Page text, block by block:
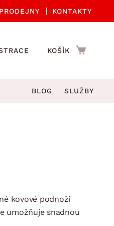
PRODEJNY KONTAKTY
KOŠÍK
BLOG SLUŽBY
kovové podnoži
umožňuje snadnou